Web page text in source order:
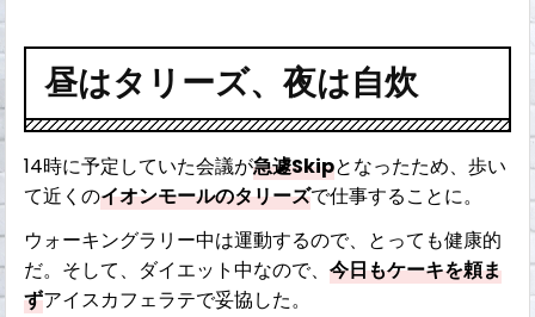
昼はタリーズ、夜は自炊
14時に予定していた会議が急遽Skipとなったため、歩い
て近くのイオンモールのタリーズで仕事することに。
ウォーキングラリー中は運動するので、とっても健康的
だ。そして、ダイエット中なので、今日もケーキを頼ま
ずアイスカフェラテで妥協した。